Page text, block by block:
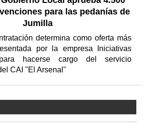
para las pedanías de
Jumilla
determina como oferta más
por la empresa Iniciativas
hacerse cargo del servicio
CAI "El Arsenal"